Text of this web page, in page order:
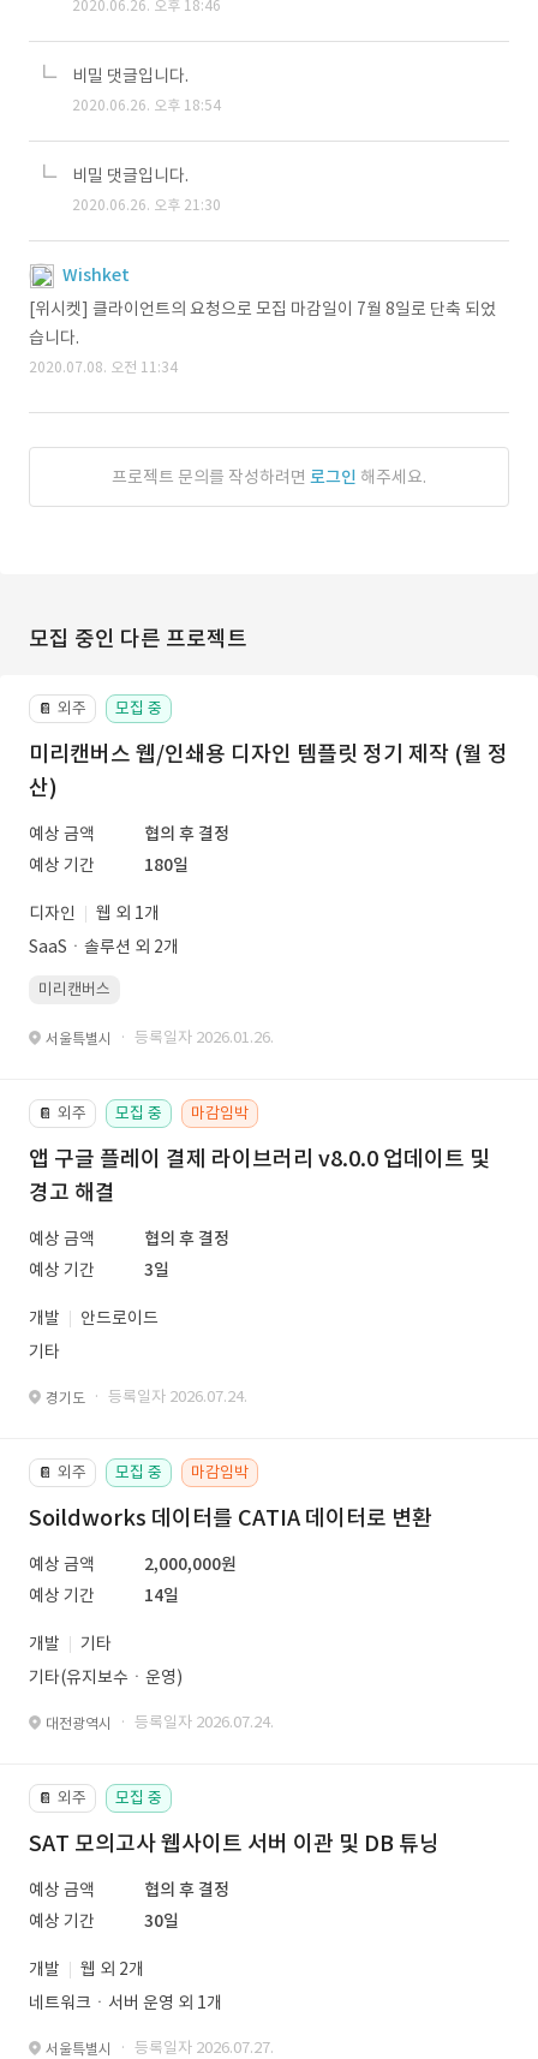
2020.06.26. 오후 18:46
비밀 댓글입니다.
2020.06.26. 오후 18:54
비밀 댓글입니다.
2020.06.26. 오후 21:30
Wishket
[위시켓] 클라이언트의 요청으로 모집 마감일이 7월 8일로 단축 되었
습니다.
2020.07.08. 오전 11:34
프로젝트 문의를 작성하려면 로그인 해주세요.
모집 중인 다른 프로젝트
📔 외주 모집 중
미리캔버스 웹/인쇄용 디자인 템플릿 정기 제작 (월 정
산)
예상 금액
협의 후 결정
예상 기간
180일
디자인
웹 외 1개
SaaSㆍ솔루션 외 2개
미리캔버스
서울특별시 · 등록일자 2026.01.26.
📔 외주 모집 중 마감임박
앱 구글 플레이 결제 라이브러리 v8.0.0 업데이트 및
경고 해결
예상 금액
협의 후 결정
예상 기간
3일
개발
안드로이드
기타
경기도 · 등록일자 2026.07.24.
📔 외주 모집 중 마감임박
Soildworks 데이터를 CATIA 데이터로 변환
예상 금액
2,000,000원
예상 기간
14일
개발
기타
기타(유지보수ㆍ운영)
대전광역시 · 등록일자 2026.07.24.
📔 외주 모집 중
SAT 모의고사 웹사이트 서버 이관 및 DB 튜닝
예상 금액
협의 후 결정
예상 기간
30일
개발
웹 외 2개
네트워크ㆍ서버 운영 외 1개
서울특별시 · 등록일자 2026.07.27.